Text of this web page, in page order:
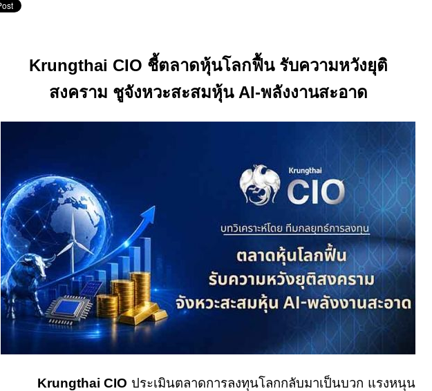
Krungthai CIO ชี้ตลาดหุ้นโลกฟื้น รับความหวังยุติ
สงคราม ชูจังหวะสะสมหุ้น AI-พลังงานสะอาด
Krungthai CIO ประเมินตลาดการลงทุนโลกกลับมาเป็นบวก แรงหนุน